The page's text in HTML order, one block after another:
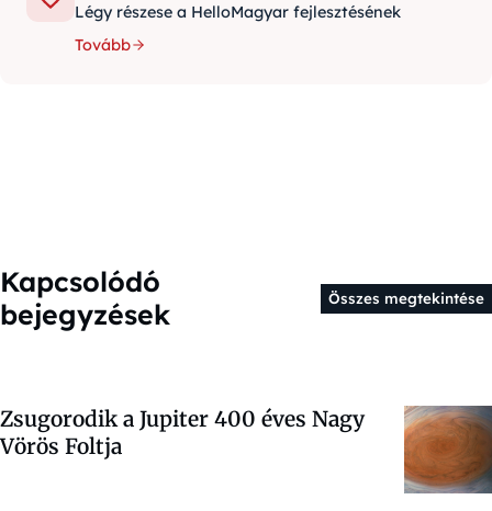
Légy részese a HelloMagyar fejlesztésének
Tovább
Kapcsolódó
bejegyzések
Összes megtekintése
Zsugorodik a Jupiter 400 éves Nagy
Vörös Foltja